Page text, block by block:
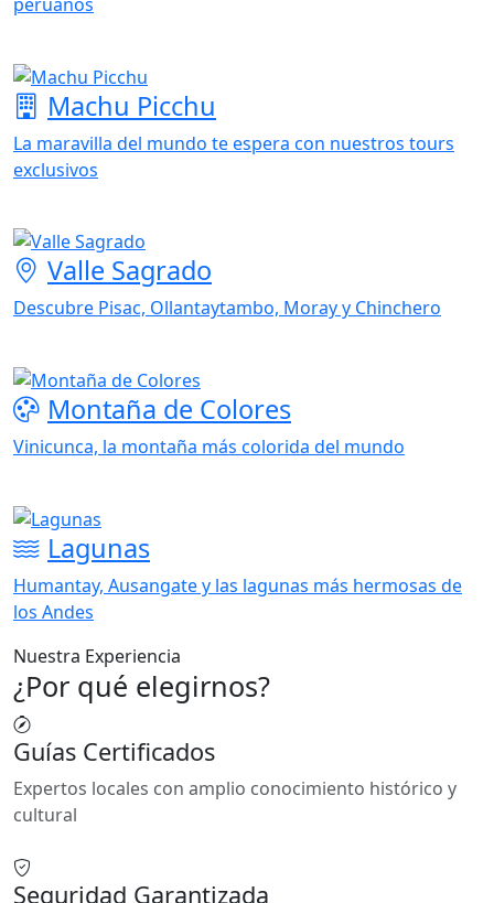
Machu Picchu
La maravilla del mundo te espera con nuestros tours
exclusivos
Valle Sagrado
Descubre Pisac, Ollantaytambo, Moray y Chinchero
Montaña de Colores
Vinicunca, la montaña más colorida del mundo
Humantay, Ausangate y las lagunas más hermosas de
los Andes
Nuestra Experiencia
¿Por qué elegirnos?
Guías Certificados
Expertos locales con amplio conocimiento histórico y
Seguridad Garantizada
Protocolos de seguridad en todos nuestros tours y